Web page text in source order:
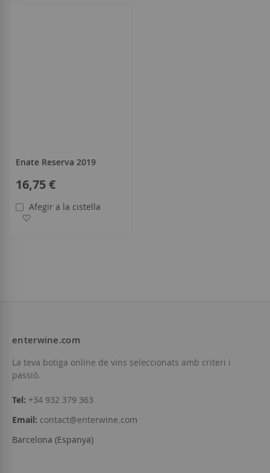
Enate Reserva 2019
16,75 €
Afegir a la cistella
enterwine.com
La teva botiga online de vins seleccionats amb criteri i
passió.
Tel: +34 932 379 363
Email: contact@enterwine.com
Barcelona (Espanya)